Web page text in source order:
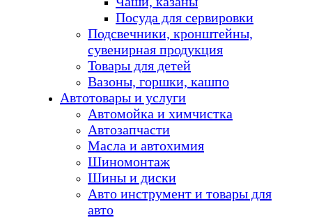
Посуда для сервировки
Подсвечники, кронштейны,
сувенирная продукция
Товары для детей
Вазоны, горшки, кашпо
Автотовары и услуги
Автомойка и химчистка
Автозапчасти
Масла и автохимия
Шиномонтаж
Шины и диски
Авто инструмент и товары для
авто